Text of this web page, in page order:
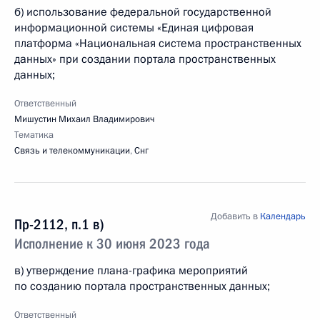
б) использование федеральной государственной
информационной системы «Единая цифровая
платформа «Национальная система пространственных
данных» при создании портала пространственных
данных;
Ответственный
Мишустин Михаил Владимирович
Тематика
Связь и телекоммуникации,Снг
Пр-2112, п.1 в)
Исполнение к 30 июня 2023 года
Добавить в Календарь
в) утверждение плана-графика мероприятий
по созданию портала пространственных данных;
Ответственный